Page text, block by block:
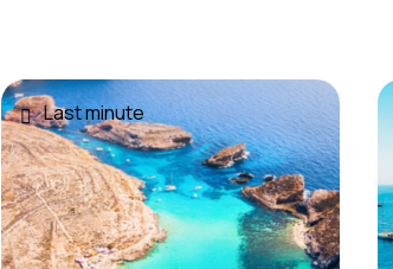
Last minute